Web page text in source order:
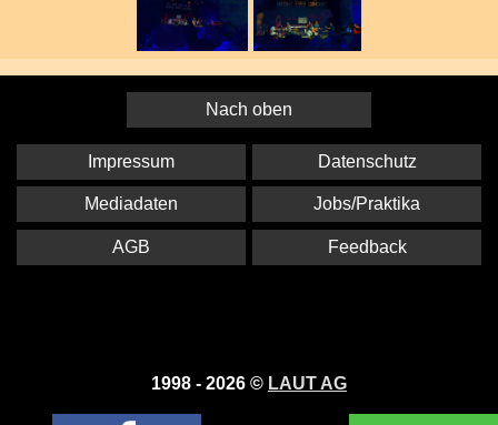
Nach oben
1998 - 2026 © LAUT AG
Impressum Datenschutz
Mediadaten Jobs/Praktika
AGB Feedback